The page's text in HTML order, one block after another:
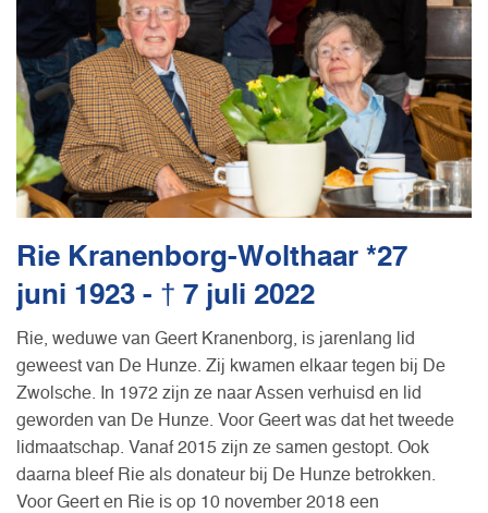
Rie Kranenborg-Wolthaar *27
juni 1923 - † 7 juli 2022
Rie, weduwe van Geert Kranenborg, is jarenlang lid
geweest van De Hunze. Zij kwamen elkaar tegen bij De
Zwolsche. In 1972 zijn ze naar Assen verhuisd en lid
geworden van De Hunze. Voor Geert was dat het tweede
lidmaatschap. Vanaf 2015 zijn ze samen gestopt. Ook
daarna bleef Rie als donateur bij De Hunze betrokken.
Voor Geert en Rie is op 10 november 2018 een